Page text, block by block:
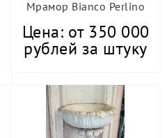
Мрамор Bianco Perlino
Цена: от 350 000
рублей за штуку